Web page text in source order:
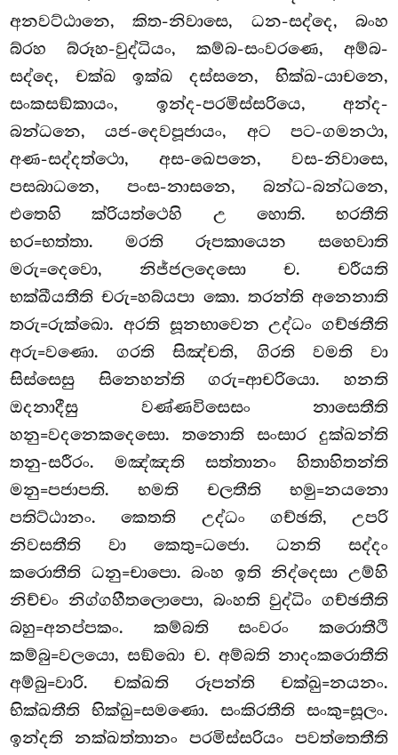
අනවට්ඨානෙ, කිත-නිවාසෙ, ධන-සද්දෙ, බංහ
බ්රහ බ්රූහ-වුද්ධියං, කම්බ-සංවරණෙ, අම්බ-
සද්දෙ, චක්ඛ ඉක්ඛ දස්සනෙ, භික්ඛ-යාචනෙ,
සංකසඞ්කායං, ඉන්ද-පරමිස්සරියෙ, අන්ද-
බන්ධනෙ, යජ-දෙවපූජායං, අට පට-ගමනථා,
අණ-සද්දත්ථො, අස-ඛෙපනෙ, වස-නිවාසෙ,
පසබාධනෙ, පංස-නාසනෙ, බන්ධ-බන්ධනෙ,
එතෙහි ක්රියත්ථෙහි උ හොති. භරතීති
භර=භත්තා. මරති රූපකායෙන සහෙවාති
මරු=දෙවො, නිජ්ජලදෙසො ච. චරීයති
භක්ඛීයතීති චරු=හබ්යපා කො. තරන්ති අනෙනාති
තරු=රුක්ඛො. අරති සූනභාවෙන උද්ධං ගච්ඡතීති
අරු=වණො. ගරති සිඤ්චති, ගිරති වමති වා
සිස්සෙසු සිනෙහන්ති ගරු=ආචරියො. හනති
ඔදනාදීසු වණ්ණවිසෙසං නාසෙතීති
හනු=වදනෙකදෙසො. තනොති සංසාර දුක්ඛන්ති
තනු-සරීරං. මඤ්ඤති සත්තානං හිතාහිතන්ති
මනු=පජාපති. භමති චලතීති භමු=නයනො
පතිට්ඨානං. කෙතති උද්ධං ගච්ඡති, උපරි
නිවසතීති වා කෙතු=ධජො. ධනති සද්දං
කරොතීති ධනු=චාපො. බංහ ඉති නිද්දෙසා උම්හි
නිච්චං නිග්ගහීතලොපො, බංහති වුද්ධිං ගච්ඡතීති
බහු=අනප්පකං. කම්බති සංවරං කරොතීථි
කම්බු=වලයො, සඞ්ඛො ච. අම්බති නාදංකරොතීති
අම්බු=වාරි. චක්ඛති රූපන්ති චක්ඛු=නයනං.
භික්ඛතීති භික්ඛු=සමණො. සංකිරතීති සංකු=සූලං.
ඉන්දති නක්ඛත්තානං පරමිස්සරියං පවත්තෙතීති